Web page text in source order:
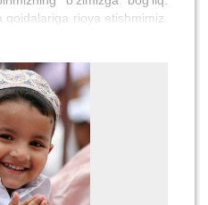
rioya etishmimiz,
tavsiyalariga qat'iy amal
yaqinlarimizni koronavirus
mumkin.